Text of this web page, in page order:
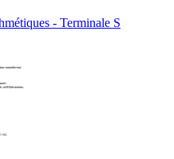
- Terminale S